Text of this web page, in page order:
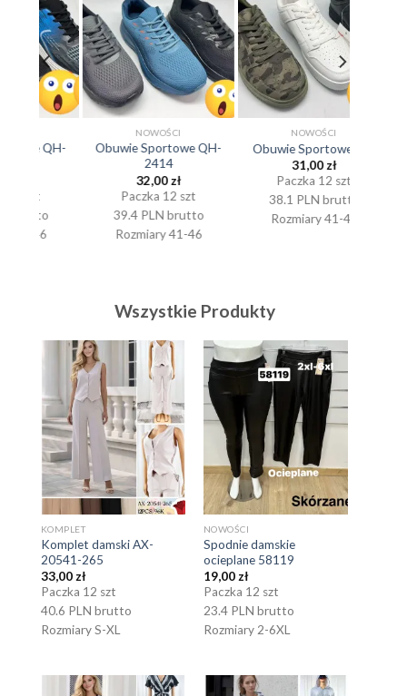
NOWOŚCI
Obuwie Sportowe QH-
zł
Paczka 12 szt
39.4 PLN brutto
Rozmiary 41-46
NOWOŚCI
Obuwie Sportowe K-3
zł
Paczka 12 szt
38.1 PLN brutto
Rozmiary 41-46
Wszystkie Produkty
KOMPLET
Komplet damski AX-
20541-265
33,00zł
Paczka 12 szt
40.6 PLN brutto
Rozmiary S-XL
NOWOŚCI
Spodnie damskie
ocieplane 58119
19,00zł
Paczka 12 szt
23.4 PLN brutto
Rozmiary 2-6XL